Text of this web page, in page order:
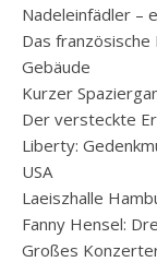
Nadeleinfädler –
Das
Gebäude
Kurzer
Der versteckte
Liberty:
USA
Laeiszhalle
Fanny Hensel:
Großes